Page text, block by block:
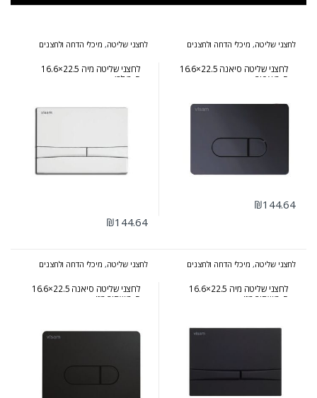
לחצני שליטה, מיכלי הדחה ולחצנים
לחצני שליטה סיאנה 22.5×16.6
ס״מ אפור
₪144.64
לחצני שליטה, מיכלי הדחה ולחצנים
לחצני שליטה מיה 22.5×16.6
ס״מ לבן
₪144.64
לחצני שליטה, מיכלי הדחה ולחצנים
לחצני שליטה מיה 22.5×16.6
ס״מ שחור מט
לחצני שליטה, מיכלי הדחה ולחצנים
לחצני שליטה סיאנה 22.5×16.6
ס״מ שחור מט